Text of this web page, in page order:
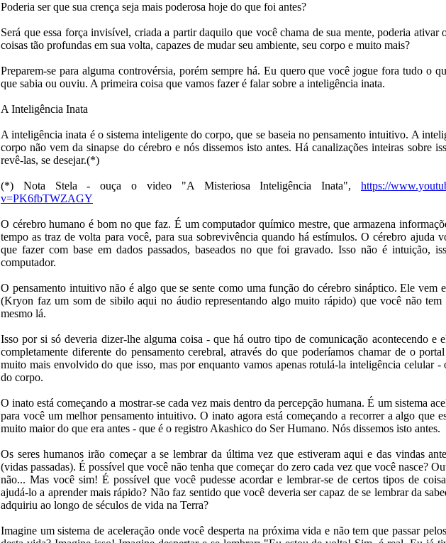
Poderia ser que sua crença seja mais poderosa hoje do que foi antes?
Será que essa força invisível, criada a partir daquilo que você chama de sua mente, poderia ativar
coisas tão profundas em sua volta, capazes de mudar seu ambiente, seu corpo e muito mais?
Preparem-se para alguma controvérsia, porém sempre há. Eu quero que você jogue fora tudo o
que sabia ou ouviu. A primeira coisa que vamos fazer é falar sobre a inteligência inata.
A Inteligência Inata
A inteligência inata é o sistema inteligente do corpo, que se baseia no pensamento intuitivo. A
corpo não vem da sinapse do cérebro e nós dissemos isto antes. Há canalizações inteiras sobre
revê-las, se desejar.(*)
(*) Nota Stela - ouça o video "A Misteriosa Inteligência Inata", https://
v=PK6fbTWZAGY
O cérebro humano é bom no que faz. É um computador químico mestre, que armazena
tempo as traz de volta para você, para sua sobrevivência quando há estímulos. O cérebro ajuda
que fazer com base em dados passados, baseados no que foi gravado. Isso não é intuição,
computador.
O pensamento intuitivo não é algo que se sente como uma função do cérebro sináptico. Ele vem
(Kryon faz um som de sibilo aqui no áudio representando algo muito rápido) que você não tem
mesmo lá.
Isso por si só deveria dizer-lhe alguma coisa - que há outro tipo de comunicação acontecendo e
completamente diferente do pensamento cerebral, através do que poderíamos chamar de o
muito mais envolvido do que isso, mas por enquanto vamos apenas rotulá-la inteligência celular -
do corpo.
O inato está começando a mostrar-se cada vez mais dentro da percepção humana. É um sistema
para você um melhor pensamento intuitivo. O inato agora está começando a recorrer a algo que
muito maior do que era antes - que é o registro Akashico do Ser Humano. Nós dissemos isto antes.
Os seres humanos irão começar a se lembrar da última vez que estiveram aqui e das vindas
(vidas passadas). É possível que você não tenha que começar do zero cada vez que você nasce?
não... Mas você sim! É possível que você pudesse acordar e lembrar-se de certos tipos de
ajudá-lo a aprender mais rápido? Não faz sentido que você deveria ser capaz de se lembrar da
adquiriu ao longo de séculos de vida na Terra?
Imagine um sistema de aceleração onde você desperta na próxima vida e não tem que passar